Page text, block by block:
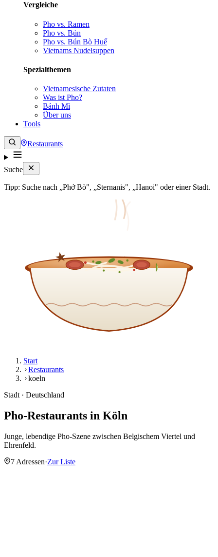
Vergleiche
Pho vs. Ramen
Pho vs. Bún
Pho vs. Bún Bò Huế
Vietnams Nudelsuppen
Spezialthemen
Vietnamesische Zutaten
Was ist Pho?
Bánh Mì
Über uns
Tools
Restaurants
Suche
Tipp: Suche nach „Phở Bò", „Sternanis", „Hanoi" oder einer Stadt.
Start
Restaurants
koeln
Stadt · Deutschland
Pho-Restaurants in Köln
Junge, lebendige Pho-Szene zwischen Belgischem Viertel und
Ehrenfeld.
7 Adressen·Zur Liste